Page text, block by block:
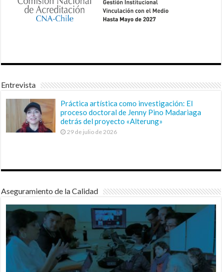
Entrevista
Práctica artística como investigación: El
proceso doctoral de Jenny Pino Madariaga
detrás del proyecto «Alterung»
29 de julio de 2026
Aseguramiento de la Calidad